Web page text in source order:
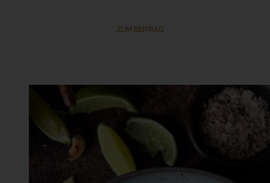
ZUM BEITRAG